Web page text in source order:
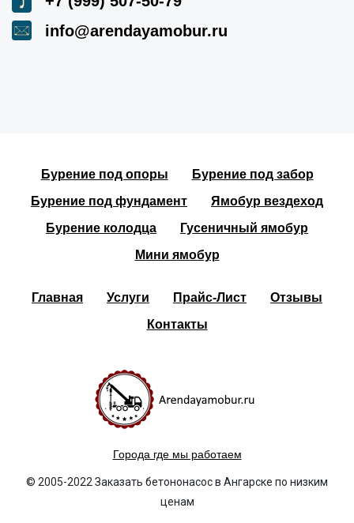
info@arendayamobur.ru
Бурение под опоры
Бурение под забор
Бурение под фундамент
Ямобур вездеход
Бурение колодца
Гусеничный ямобур
Мини ямобур
Главная Услуги Прайс-Лист
Отзывы
Контакты
Города где мы работаем
© 2005-2022 Заказать бетононасос в Ангарске по низким
ценам